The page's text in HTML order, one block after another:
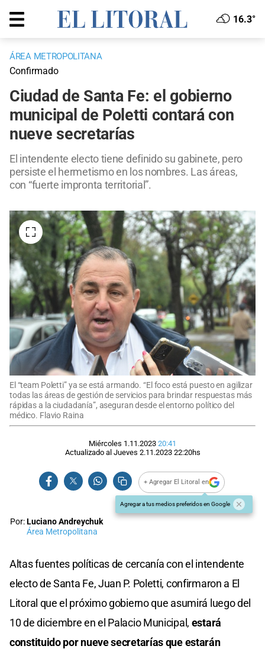
16.3°
ÁREA METROPOLITANA
Confirmado
Ciudad de Santa Fe: el gobierno
municipal de Poletti contará con
nueve secretarías
El intendente electo tiene definido su gabinete, pero
persiste el hermetismo en los nombres. Las áreas,
con “fuerte impronta territorial”.
El “team Poletti” ya se está armando. “El foco está puesto en agilizar
todas las áreas de gestión de servicios para brindar respuestas más
rápidas a la ciudadanía”, aseguran desde el entorno político del
médico. Flavio Raina
Miércoles 1.11.2023 20:41
Actualizado al Jueves 2.11.2023 22:20hs
+ Agregar El Litoral en
Agregar a tus medios preferidos en Google
Por:Luciano Andreychuk
Área Metropolitana
Altas fuentes políticas de cercanía con el intendente
electo de Santa Fe, Juan P. Poletti, confirmaron a El
Litoral que el próximo gobierno que asumirá luego del
10 de diciembre en el Palacio Municipal, estará
constituido por nueve secretarías que estarán